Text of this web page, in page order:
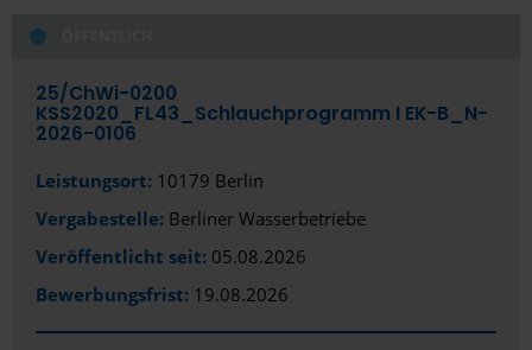
Fulda
Fürstenfeldbruck
Fürth
Gelsenkirchen
Gera
25/­ChWi-0200
KSS2020_FL43_Schlauchprogramm I EK-B_N-
2026-0106
Leistungsort: 10179 Berlin
Vergabestelle: Berliner Wasserbetriebe
Veröffentlicht seit: 05.08.2026
Bewerbungsfrist: 19.08.2026